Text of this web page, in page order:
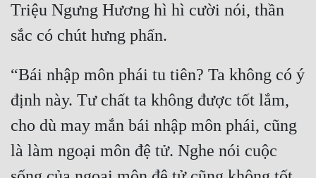
Triệu Ngưng Hương hì hì cười nói, thần
“Bái nhập môn phái tu tiên? Ta không có ý
định này. Tư chất ta không được tốt lắm,
cho dù may mắn bái nhập môn phái, cũng
là làm ngoại môn đệ tử. Nghe nói cuộc